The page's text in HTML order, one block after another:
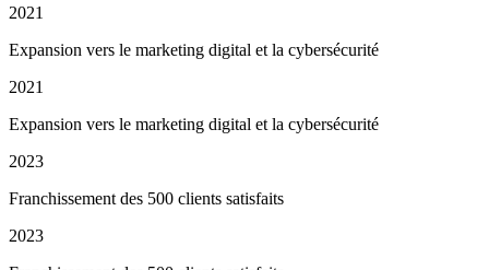
2021
Expansion vers le marketing digital et la cybersécurité
2021
Expansion vers le marketing digital et la cybersécurité
2023
Franchissement des 500 clients satisfaits
2023